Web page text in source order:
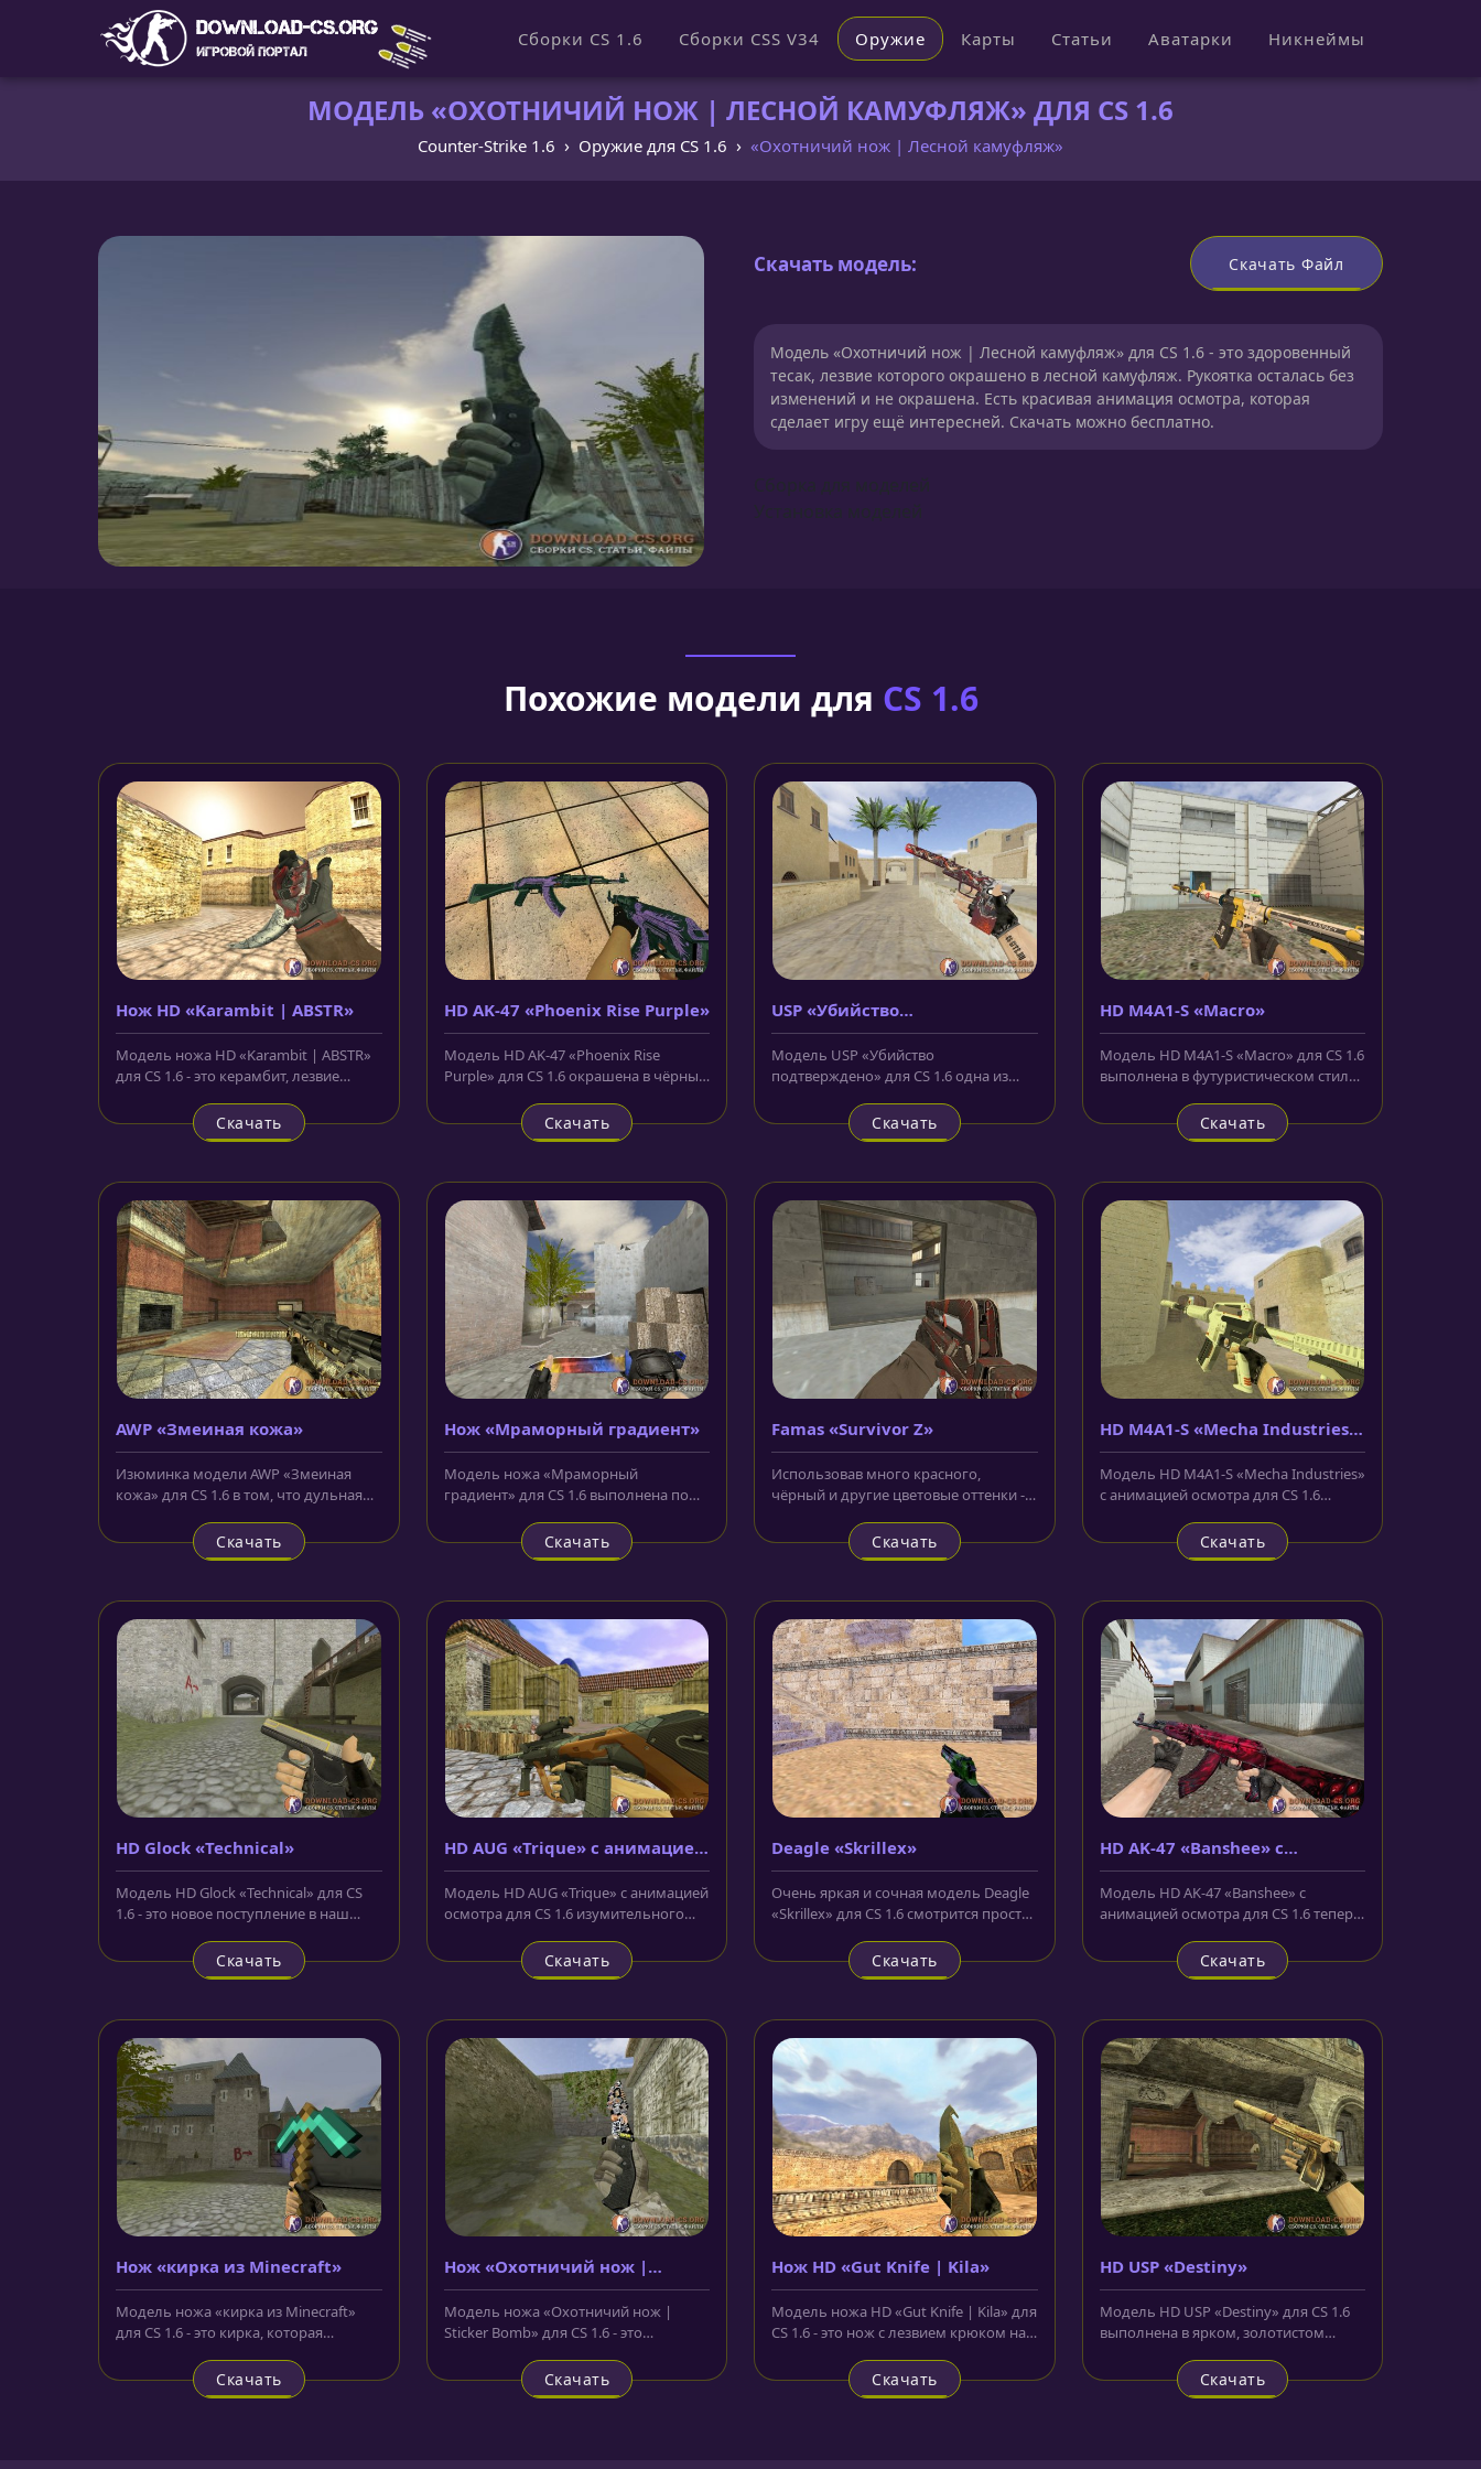
Сборки CS 1.6 Сборки CSS V34 Оружие Карты Статьи Аватарки Никнеймы
МОДЕЛЬ «ОХОТНИЧИЙ НОЖ | ЛЕСНОЙ КАМУФЛЯЖ» ДЛЯ CS 1.6
Counter-Strike 1.6 Оружие для CS 1.6 «Охотничий нож | Лесной камуфляж»
Скачать модель: Скачать Файл
Модель «Охотничий нож | Лесной камуфляж» для CS 1.6 - это здоровенный
тесак, лезвие которого окрашено в лесной камуфляж. Рукоятка осталась без
изменений и не окрашена. Есть красивая анимация осмотра, которая
сделает игру ещё интересней. Скачать можно бесплатно.
Похожие модели для CS 1.6
Нож HD «Karambit | ABSTR»
Модель ножа HD «Karambit | ABSTR»
для CS 1.6 - это керамбит, лезвие
Скачать
HD AK-47 «Phoenix Rise Purple»
Модель HD AK-47 «Phoenix Rise
Purple» для CS 1.6 окрашена в чёрный
Скачать
USP «Убийство
подтверждено»
Модель USP «Убийство
подтверждено» для CS 1.6 одна из
пистолета USP в...Скачать
HD M4A1-S «Macro»
Модель HD M4A1-S «Macro» для CS 1.6
выполнена в футуристическом стиле
Скачать
AWP «Змеиная кожа»
Изюминка модели AWP «Змеиная
кожа» для CS 1.6 в том, что дульная
Скачать
Нож «Мраморный градиент»
Модель ножа «Мраморный
градиент» для CS 1.6 выполнена по
коллекции из...Скачать
Famas «Survivor Z»
Использовав много красного,
чёрный и другие цветовые оттенки -
нам...
Скачать
HD M4A1-S «Mecha Industries»
с анимацией осмотра
Модель HD M4A1-S «Mecha Industries»
с анимацией осмотра для CS 1.6
Скачать
HD Glock «Technical»
Модель HD Glock «Technical» для CS
1.6 - это новое поступление в наш
Скачать
HD AUG «Trique» с анимацией
осмотра
Модель HD AUG «Trique» с анимацией
осмотра для CS 1.6 изумительного
Скачать
Deagle «Skrillex»
Очень яркая и сочная модель Deagle
«Skrillex» для CS 1.6 смотрится просто
Скачать
HD AK-47 «Banshee» с
анимацией осмотра
Модель HD AK-47 «Banshee» с
анимацией осмотра для CS 1.6 теперь
Скачать
Нож «кирка из Minecraft»
Модель ножа «кирка из Minecraft»
для CS 1.6 - это кирка, которая
Скачать
Нож «Охотничий нож |
Sticker Bomb»
Модель ножа «Охотничий нож |
Sticker Bomb» для CS 1.6 - это
Скачать
Нож HD «Gut Knife | Kila»
Модель ножа HD «Gut Knife | Kila» для
CS 1.6 - это нож с лезвием крюком на
Скачать
HD USP «Destiny»
Модель HD USP «Destiny» для CS 1.6
выполнена в ярком, золотистом
Скачать